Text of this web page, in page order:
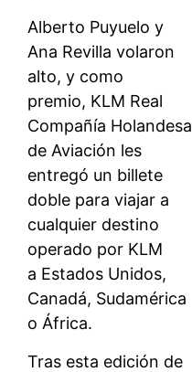
Alberto Puyuelo y
Ana Revilla volaron
alto, y como
premio, KLM Real
Compañía Holandesa
de Aviación les
entregó un billete
doble para viajar a
cualquier destino
operado por KLM
a Estados Unidos,
Canadá, Sudamérica
o África.
Tras esta edición de